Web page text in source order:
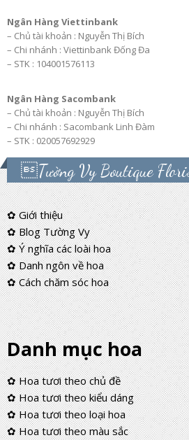
Ngân Hàng Viettinbank
– Chủ tài khoản : Nguyễn Thị Bích
– Chi nhánh : Viettinbank Đống Đa
– STK : 104001576113
Ngân Hàng Sacombank
– Chủ tài khoản : Nguyễn Thị Bích
– Chi nhánh : Sacombank Linh Đàm
– STK : 020057692929
Tường Vy Boutique
✿ Giới thiệu
✿ Blog Tường Vy
✿ Ý nghĩa các loài hoa
✿ Danh ngôn về hoa
✿ Cách chăm sóc hoa
Danh mục hoa
✿ Hoa tươi theo chủ đề
✿ Hoa tươi theo kiểu dáng
✿ Hoa tươi theo loại hoa
✿ Hoa tươi theo màu sắc